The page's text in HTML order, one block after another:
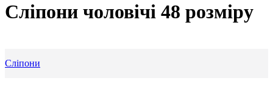
Сліпони чоловічі 48 розміру
Сліпони